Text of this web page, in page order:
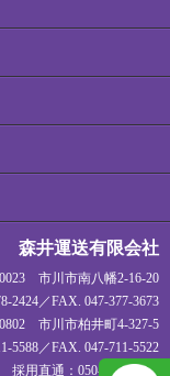
森井運送有限会社
市川市南八幡2-16-20
2424／FAX. 047-377-3673
市川市柏井町4-327-5
5588／FAX. 047-711-5522
採用直通：050-1720-1927